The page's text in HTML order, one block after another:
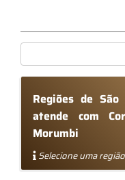
Regiões de
atende com
Morumbi
Selecione uma